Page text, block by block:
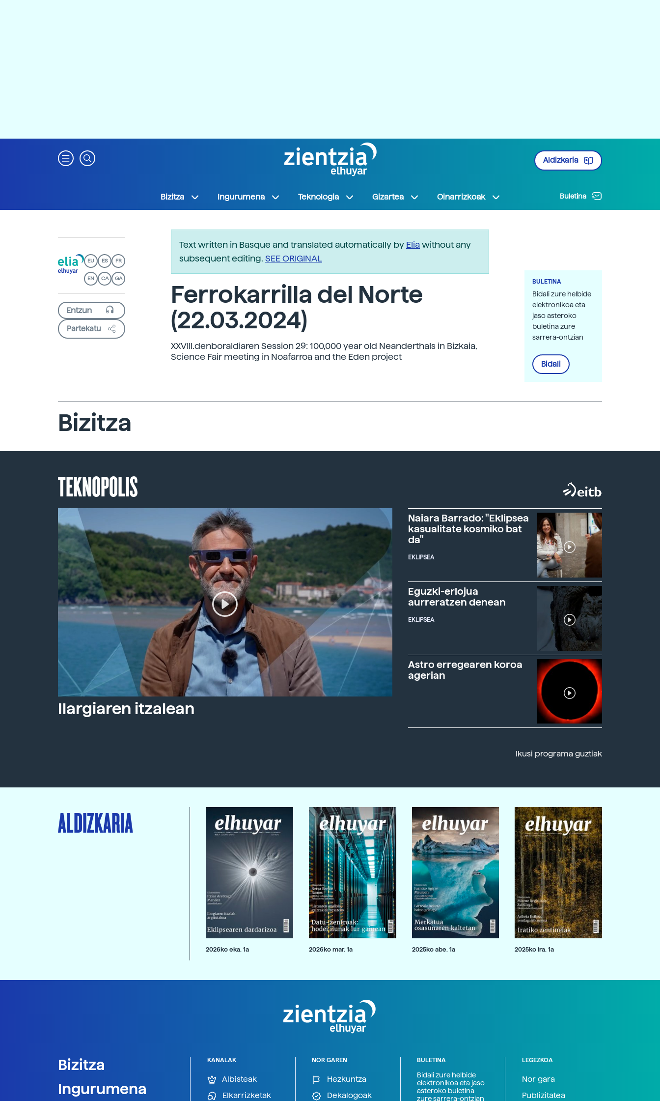
Aldizkaria
Bizitza Ingurumena Teknologia Gizartea Oinarrizkoak Buletina
EU ES FR
EN CA GA
Partekatu
Text written in Basque and translated automatically by Eliawithout any
subsequent editing. SEE ORIGINAL
Ferrokarrilla del Norte
(22.03.2024)
XXVIII.denboraldiaren Session 29: 100,000 year old Neanderthals in Bizkaia,
Science Fair meeting in Noafarroa and the Eden project
BULETINA
Bidali zure helbide
elektronikoa eta
jaso asteroko
buletina zure
sarrera-ontzian
Bidali
Bizitza
TEKNOPOLIS
Ilargiaren itzalean
Naiara Barrado: "Eklipsea
kasualitate kosmiko bat
da"
EKLIPSEA
Eguzki-erlojua
aurreratzen denean
EKLIPSEA
Astro erregearen koroa
agerian
Ikusi programa guztiak
ALDIZKARIA
2026ko eka. 1a 2026ko mar. 1a 2025ko abe. 1a 2025ko ira. 1a
Bizitza
Ingurumena
KANALAK
Albisteak
Elkarrizketak
NOR GAREN
Hezkuntza
Dekalogoak
BULETINA
Bidali zure helbide
elektronikoa eta jaso
asteroko buletina
zure sarrera-ontzian
LEGEZKOA
Nor gara
Publizitatea